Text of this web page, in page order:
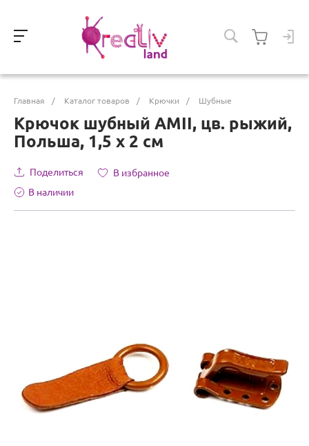
Главная / Каталог товаров / Крючки / Шубные
Крючок шубный AMII, цв. рыжий,
Польша, 1,5 х 2 см
Поделиться
В избранное
В наличии